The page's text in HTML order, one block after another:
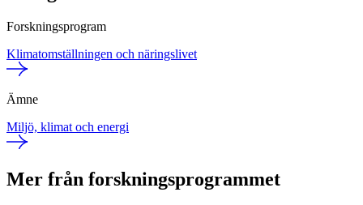
Forskningsprogram
Klimatomställningen och näringslivet
Ämne
Miljö, klimat och energi
Mer från forskningsprogrammet